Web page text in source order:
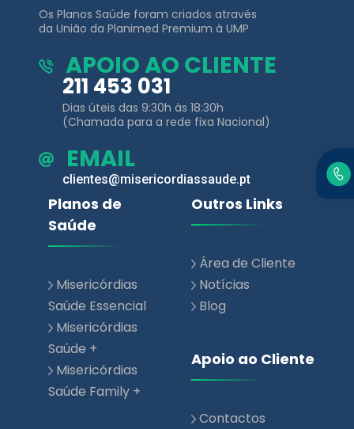
Os Planos Saúde foram criados através
da União da Planimed Premium à UMP
APOIO AO CLIENTE
211 453 031
Dias úteis das 9:30h às 18:30h
(Chamada para a rede fixa Nacional)
EMAIL
clientes@misericordiassaude.pt
Planos de
Saúde
Misericórdias
Saúde Essencial
Misericórdias
Saúde +
Misericórdias
Saúde Family +
Outros Links
Área de Cliente
Notícias
Blog
Apoio ao Cliente
Contactos